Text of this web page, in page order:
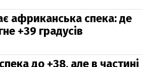
африканська спека: де
+39 градусів
до +38, але в частині